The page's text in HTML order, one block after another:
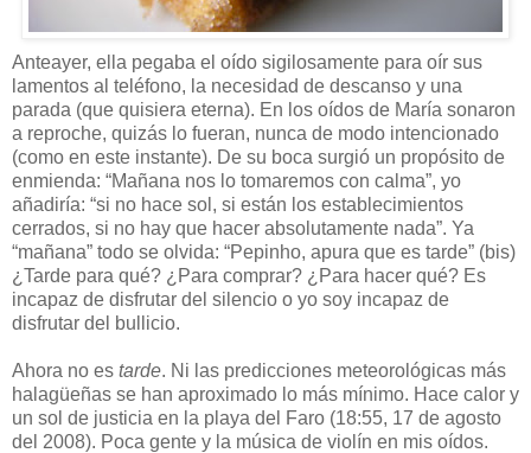
Anteayer, ella pegaba el oído sigilosamente para oír sus
lamentos al teléfono, la necesidad de descanso y una
parada (que quisiera eterna). En los oídos de María sonaron
a reproche, quizás lo fueran, nunca de modo intencionado
(como en este instante). De su boca surgió un propósito de
enmienda: “Mañana nos lo tomaremos con calma”, yo
añadiría: “si no hace sol, si están los establecimientos
cerrados, si no hay que hacer absolutamente nada”. Ya
“mañana” todo se olvida: “Pepinho, apura que es tarde” (bis)
¿Tarde para qué? ¿Para comprar? ¿Para hacer qué? Es
incapaz de disfrutar del silencio o yo soy incapaz de
disfrutar del bullicio.
Ahora no es tarde. Ni las predicciones meteorológicas más
halagüeñas se han aproximado lo más mínimo. Hace calor y
un sol de justicia en la playa del Faro (18:55, 17 de agosto
del 2008). Poca gente y la música de violín en mis oídos.